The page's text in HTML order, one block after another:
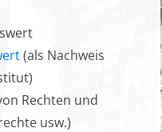
(als Nachweis
Rechten und
usw.)